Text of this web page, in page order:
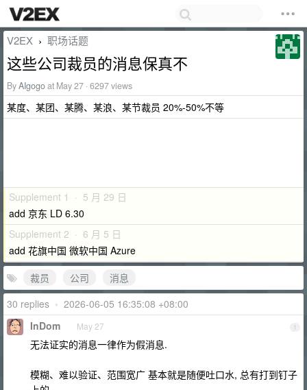
V2EX › 职场话题
这些公司裁员的消息保真不
ByAIgogoat May 27 · 6297 views
某度、某团、某腾、某浪、某节裁员 20%-50%不等
Supplement 1 · 5 月 29 日
add 京东 LD 6.30
Supplement 2 · 6 月 5 日
add 花旗中国 微软中国 Azure
裁员
公司
消息
30 replies • 2026-06-05 16:35:08 +08:00
1
InDom May 27
无法证实的消息一律作为假消息.
模糊、难以验证、范围宽广 基本就是随便吐口水, 总有打到钉子